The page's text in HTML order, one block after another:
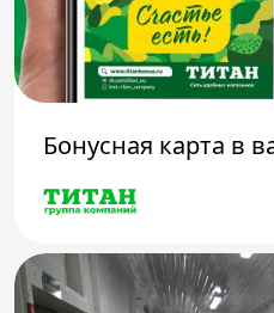
Бонусная карта в